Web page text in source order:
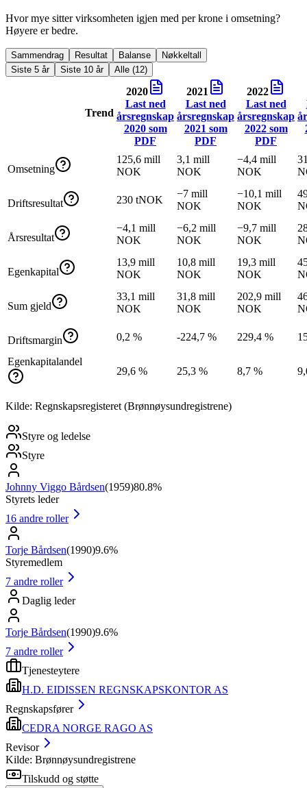
Hvor mye sitter virksomheten igjen med per krone i omsetning?
Høyere er bedre.
Sammendrag Resultat Balanse
Nøkkeltall
Siste 5 år
Siste 10 år Alle (12)
Trend
2020
Last ned
årsregnskap
2020som
PDF
2021
Last ned
årsregnskap
2021 som
PDF
2022
Last ned
årsregnskap
2022som
PDF
Omsetning
125,6 mill
NOK
3,1 mill
NOK
−4,4 mill
NOK
Driftsresultat 230 tNOK
−7 mill
NOK
−10,1 mill
NOK
Årsresultat
−4,1 mill
NOK
−6,2 mill
NOK
−9,7 mill
NOK
Egenkapital
13,9 mill
NOK
10,8 mill
NOK
19,3 mill
NOK
Sum gjeld
33,1 mill
NOK
31,8 mill
NOK
202,9 mill
NOK
Driftsmargin 0,2 % -224,7 % 229,4 %
Egenkapitalandel
29,6 %
25,3 % 8,7 %
Kilde: Regnskapsregisteret (Brønnøysundregistrene)
Styre og ledelse
Styre
Johnny Viggo Bårdsen(1959)80.8%
Styrets leder
16 andre roller
Torje Bårdsen(1990)9.6%
Styremedlem
7 andre roller
Daglig leder
Torje Bårdsen(1990)9.6%
7 andre roller
Tjenesteytere
H.D. EIDISSEN REGNSKAPSKONTOR AS
Regnskapsfører
CEDRA NORGE RAGO AS
Revisor
Kilde: Brønnøysundregistrene
Tilskudd og støtte